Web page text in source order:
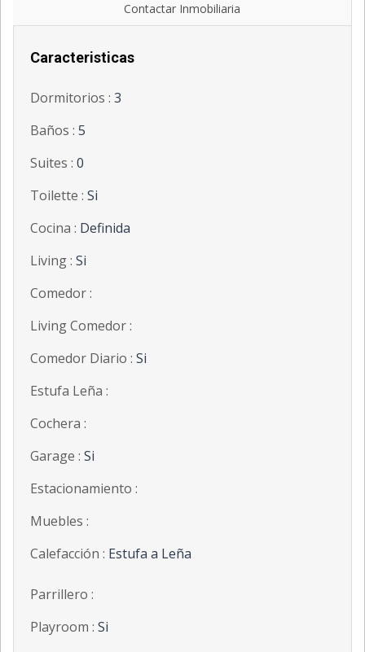
Contactar Inmobiliaria
Caracteristicas
Dormitorios : 3
Baños : 5
Suites : 0
Toilette : Si
Cocina : Definida
Living : Si
Comedor :
Living Comedor :
Comedor Diario : Si
Estufa Leña :
Cochera :
Garage : Si
Estacionamiento :
Muebles :
Calefacción : Estufa a Leña
Parrillero :
Playroom : Si